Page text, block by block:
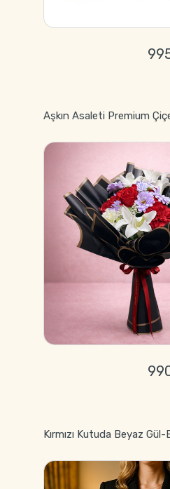
Aşkın Asaleti Premium
Kırmızı Kutuda Beyaz